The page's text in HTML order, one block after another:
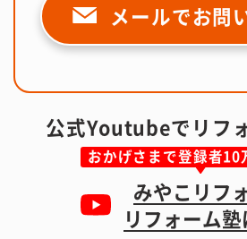
メールでお問
公式Youtubeでリフ
おかげさまで登録者10
みやこリフ
リフォーム